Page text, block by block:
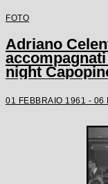
FOTO
Adriano
night
01 FEBBRAIO 1961 - 06